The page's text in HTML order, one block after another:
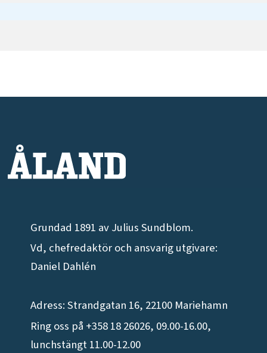
Grundad 1891 av Julius Sundblom.
Vd, chefredaktör och ansvarig utgivare:
Daniel Dahlén
Adress: Strandgatan 16, 22100 Mariehamn
Ring oss på +358 18 26026, 09.00-16.00,
lunchstängt 11.00-12.00